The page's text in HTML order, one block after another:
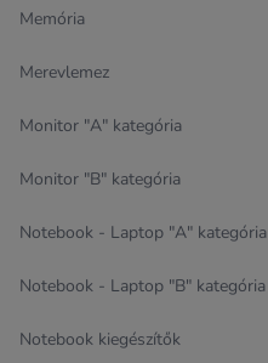
Memória
Merevlemez
Monitor "A" kategória
Monitor "B" kategória
Notebook - Laptop "A" kategória
Notebook - Laptop "B" kategória
Notebook kiegészítők